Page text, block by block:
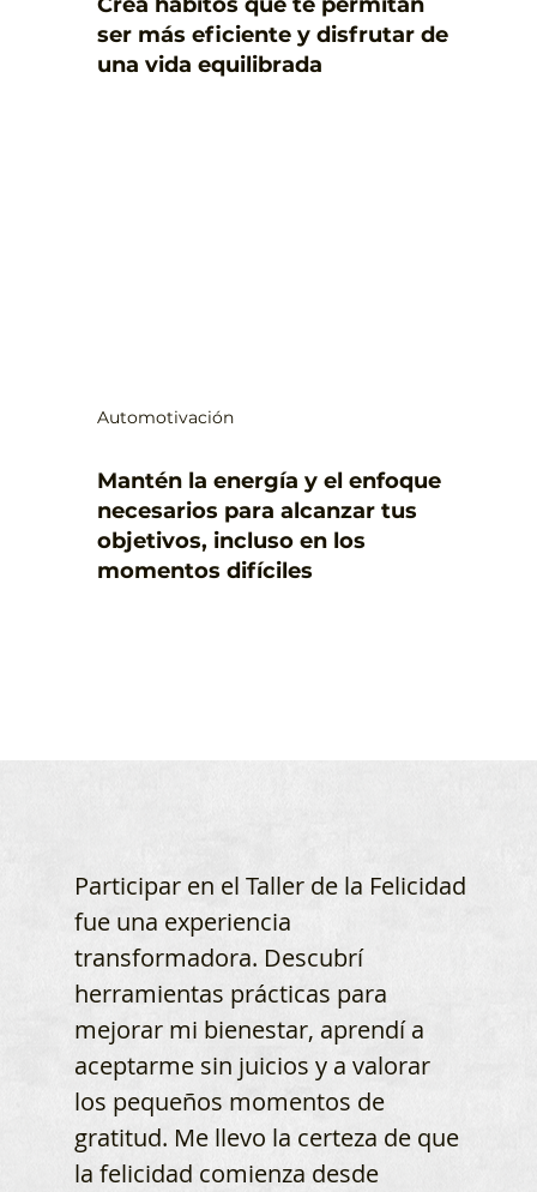
ser más eficiente y disfrutar de
una vida equilibrada
Automotivación
Mantén la energía y el enfoque
necesarios para alcanzar tus
objetivos, incluso en los
momentos difíciles
Participar en el Taller de la Felicidad
fue una experiencia
transformadora. Descubrí
herramientas prácticas para
mejorar mi bienestar, aprendí a
aceptarme sin juicios y a valorar
los pequeños momentos de
gratitud. Me llevo la certeza de que
la felicidad comienza desde